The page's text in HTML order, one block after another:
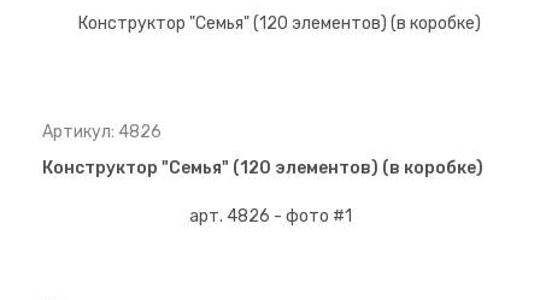
Артикул: 4826
Конструктор "Семья" (120 элементов) (в коробке)